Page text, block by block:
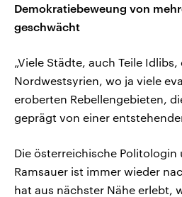
Demokratiebeweung von
geschwächt
„Viele Städte, auch Teile
Nordwestsyrien, wo ja viele
eroberten Rebellengebieten,
geprägt von einer
Die österreichische Politologin
Ramsauer ist immer wieder
hat aus nächster Nähe erlebt,